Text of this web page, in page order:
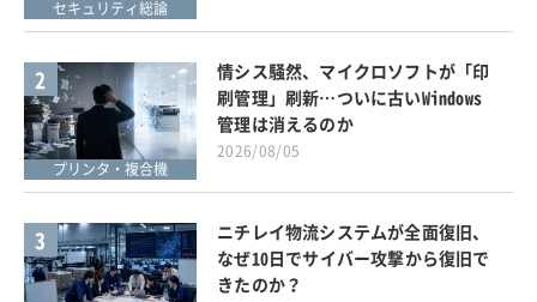
セキュリティ総論
2
プリンタ・複合機
情シス騒然、マイクロソフトが「印
刷管理」刷新…ついに古いWindows
管理は消えるのか
2026/08/05
3
ニチレイ物流システムが全面復旧、
なぜ10日でサイバー攻撃から復旧で
きたのか？